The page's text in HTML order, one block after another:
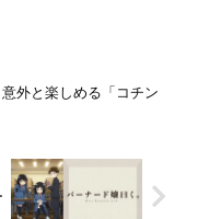
外と楽しめる「コチン